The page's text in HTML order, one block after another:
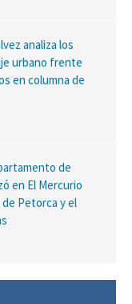
analiza los
urbano frente
en columna de
de
en El Mercurio
Petorca y el